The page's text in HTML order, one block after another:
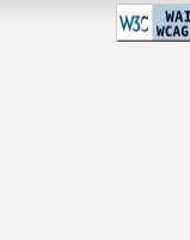
01